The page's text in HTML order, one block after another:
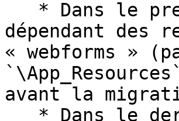
dépendant des
« webforms »
avant la